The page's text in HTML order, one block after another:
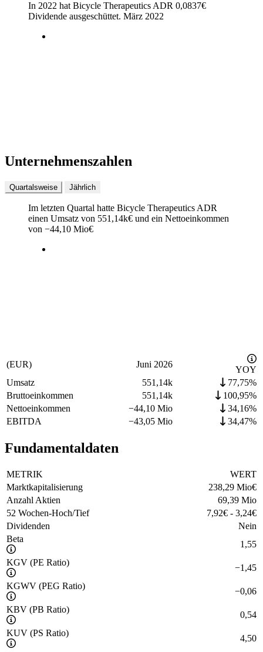
In 2022 hat Bicycle Therapeutics ADR 0,0837€
Dividende ausgeschüttet. März 2022
Unternehmenszahlen
Quartalsweise Jährlich
Im letzten Quartal hatte Bicycle Therapeutics ADR
einen Umsatz von 551,14k€ und ein Nettoeinkommen
von −44,10 Mio€
(EUR) Juni 2026
YOY
Umsatz
551,14k
77,75%
Bruttoeinkommen
551,14k
100,95%
Nettoeinkommen
−44,10 Mio
34,16%
EBITDA
−43,05 Mio 34,47%
Fundamentaldaten
METRIK
WERT
Marktkapitalisierung
238,29 Mio€
Anzahl Aktien
69,39 Mio
52 Wochen-Hoch/Tief
7,92€ - 3,24€
Dividenden
Nein
Beta
1,55
KGV (PE Ratio)
−1,45
KGWV (PEG Ratio)
−0,06
KBV (PB Ratio)
0,54
KUV (PS Ratio)
4,50